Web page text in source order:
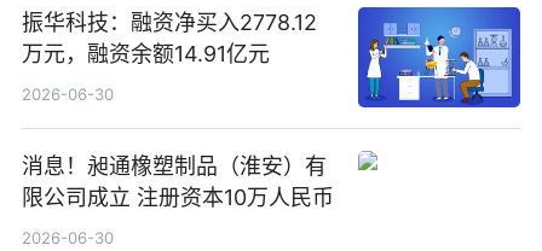
振华科技：融资净买入2778.12
万元，融资余额14.91亿元
2026-06-30
消息！昶通橡塑制品（淮安）有
限公司成立 注册资本10万人民币
2026-06-30